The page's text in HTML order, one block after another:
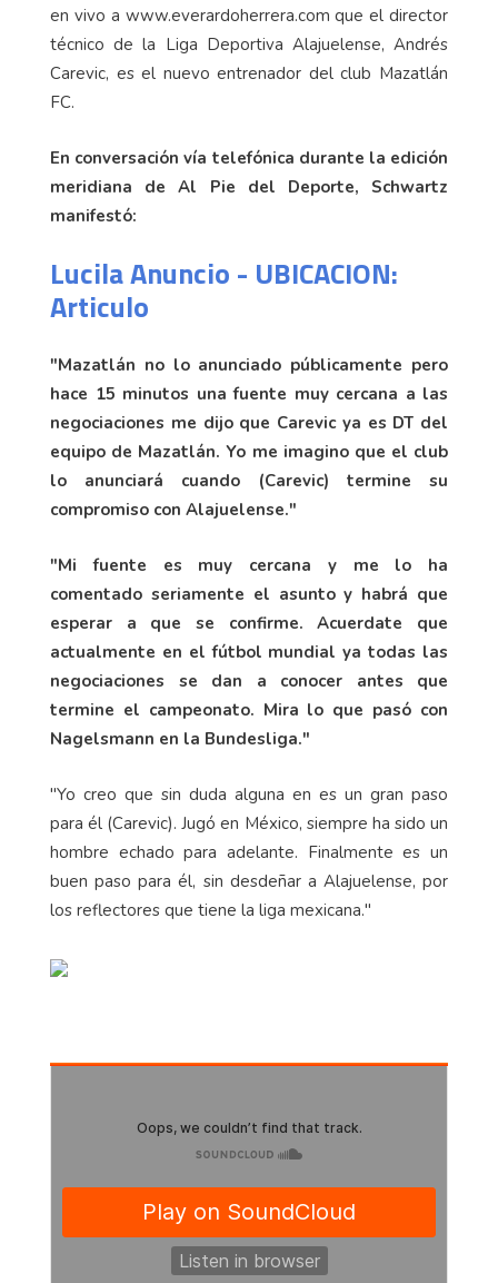
en vivo a www.everardoherrera.com que el director
técnico de la Liga Deportiva Alajuelense, Andrés
Carevic, es el nuevo entrenador del club Mazatlán
FC.
En conversación vía telefónica durante la edición
meridiana de Al Pie del Deporte, Schwartz
manifestó:
Lucila Anuncio - UBICACION:
Articulo
"Mazatlán no lo anunciado públicamente pero
hace 15 minutos una fuente muy cercana a las
negociaciones me dijo que Carevic ya es DT del
equipo de Mazatlán. Yo me imagino que el club
lo anunciará cuando (Carevic) termine su
compromiso con Alajuelense."
"Mi fuente es muy cercana y me lo ha
comentado seriamente el asunto y habrá que
esperar a que se confirme. Acuerdate que
actualmente en el fútbol mundial ya todas las
negociaciones se dan a conocer antes que
termine el campeonato. Mira lo que pasó con
Nagelsmann en la Bundesliga."
"Yo creo que sin duda alguna en es un gran paso
para él (Carevic). Jugó en México, siempre ha sido un
hombre echado para adelante. Finalmente es un
buen paso para él, sin desdeñar a Alajuelense, por
los reflectores que tiene la liga mexicana."